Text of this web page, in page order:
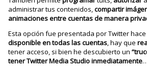
administrar tus contenidos,compartir
animaciones entre cuentas de manera
Esta opción fue presentada por Twitter
disponible en todas las cuentas, hay que
tener acceso, si bien he descubierto un
tener Twitter Media Studio inmediatamente…